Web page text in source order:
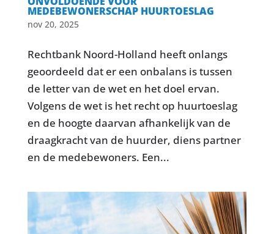
MEDEBEWONERSCHAP HUURTOESLAG
nov 20, 2025
Rechtbank Noord-Holland heeft onlangs
geoordeeld dat er een onbalans is tussen
de letter van de wet en het doel ervan.
Volgens de wet is het recht op huurtoeslag
en de hoogte daarvan afhankelijk van de
draagkracht van de huurder, diens partner
en de medebewoners. Een...